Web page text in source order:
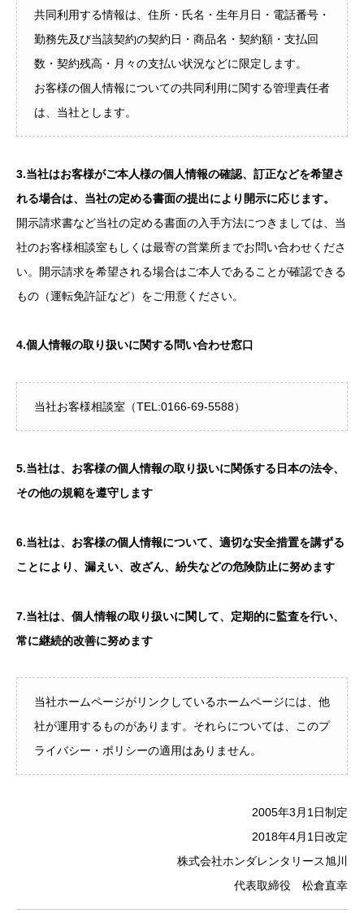
共同利用する情報は、住所・氏名・生年月日・電話番号・
勤務先及び当該契約の契約日・商品名・契約額・支払回
数・契約残高・月々の支払い状況などに限定します。
お客様の個人情報についての共同利用に関する管理責任者
は、当社とします。
3.当社はお客様がご本人様の個人情報の確認、訂正などを希望さ
れる場合は、当社の定める書面の提出により開示に応じます。
開示請求書など当社の定める書面の入手方法につきましては、当
社のお客様相談室もしくは最寄の営業所までお問い合わせくださ
い。開示請求を希望される場合はご本人であることが確認できる
もの（運転免許証など）をご用意ください。
4.個人情報の取り扱いに関する問い合わせ窓口
当社お客様相談室（TEL:0166-69-5588）
5.当社は、お客様の個人情報の取り扱いに関係する日本の法令、
その他の規範を遵守します
6.当社は、お客様の個人情報について、適切な安全措置を講ずる
ことにより、漏えい、改ざん、紛失などの危険防止に努めます
7.当社は、個人情報の取り扱いに関して、定期的に監査を行い、
常に継続的改善に努めます
当社ホームページがリンクしているホームページには、他
社が運用するものがあります。それらについては、このプ
ライバシー・ポリシーの適用はありません。
2005年3月1日制定
2018年4月1日改定
株式会社ホンダレンタリース旭川
代表取締役 松倉直幸